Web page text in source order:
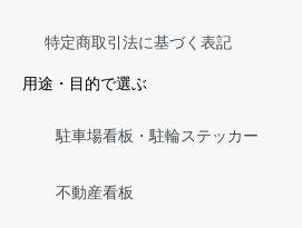
特定商取引法に基づく表記
用途・目的で選ぶ
駐車場看板・駐輪ステッカー
不動産看板